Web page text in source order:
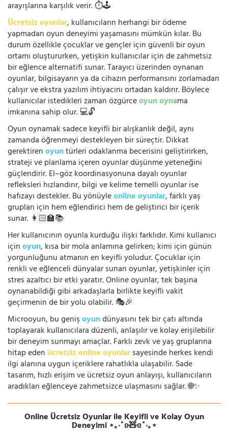
arayışlarına karşılık verir. ⏱️🕹️
Ücretsiz oyunlar, kullanıcıların herhangi bir ödeme
yapmadan oyun deneyimi yaşamasını mümkün kılar. Bu
durum özellikle çocuklar ve gençler için güvenli bir oyun
ortamı oluştururken, yetişkin kullanıcılar için de zahmetsiz
bir eğlence alternatifi sunar. Tarayıcı üzerinden oynanan
oyunlar, bilgisayarın ya da cihazın performansını zorlamadan
çalışır ve ekstra yazılım ihtiyacını ortadan kaldırır. Böylece
kullanıcılar istedikleri zaman özgürceoyun oynama
imkanına sahip olur. 💻🔓
Oyun oynamak sadece keyifli bir alışkanlık değil, aynı
zamanda öğrenmeyi destekleyen bir süreçtir. Dikkat
gerektirenoyuntürleri odaklanma becerisini geliştirirken,
strateji ve planlama içeren oyunlar düşünme yeteneğini
güçlendirir. El–göz koordinasyonuna dayalı oyunlar
refleksleri hızlandırır, bilgi ve kelime temelli oyunlar ise
hafızayı destekler. Bu yönüyleonline oyunlar, farklı yaş
grupları için hem eğlendirici hem de geliştirici bir içerik
sunar. 👩🏻‍🏫📚
Her kullanıcının oyunla kurduğu ilişki farklıdır. Kimi kullanıcı
içinoyun, kısa bir mola anlamına gelirken; kimi için günün
yorgunluğunu atmanın en keyifli yoludur. Çocuklar için
renkli ve eğlenceli dünyalar sunan oyunlar, yetişkinler için
stres azaltıcı bir etki yaratır. Online oyunlar, tek başına
oynanabildiği gibi arkadaşlarla birlikte keyifli vakit
geçirmenin de bir yolu olabilir. 🎭🎉
Microoyun, bu genişoyundünyasını tek bir çatı altında
toplayarak kullanıcılara düzenli, anlaşılır ve kolay erişilebilir
bir deneyim sunmayı amaçlar. Farklı zevk ve yaş gruplarına
hitap eden ücretsiz online oyunlarsayesinde herkes kendi
ilgi alanına uygun içeriklere rahatlıkla ulaşabilir. Sade
tasarım, hızlı erişim ve ücretsiz oyun anlayışı, kullanıcıların
aradıkları eğlenceye zahmetsizce ulaşmasını sağlar. 🌐✨
Online Ücretsiz Oyunlar ile Keyifli ve Kolay Oyun
Deneyimi ⋆｡‧˚ʚ🧸ɞ˚‧｡⋆